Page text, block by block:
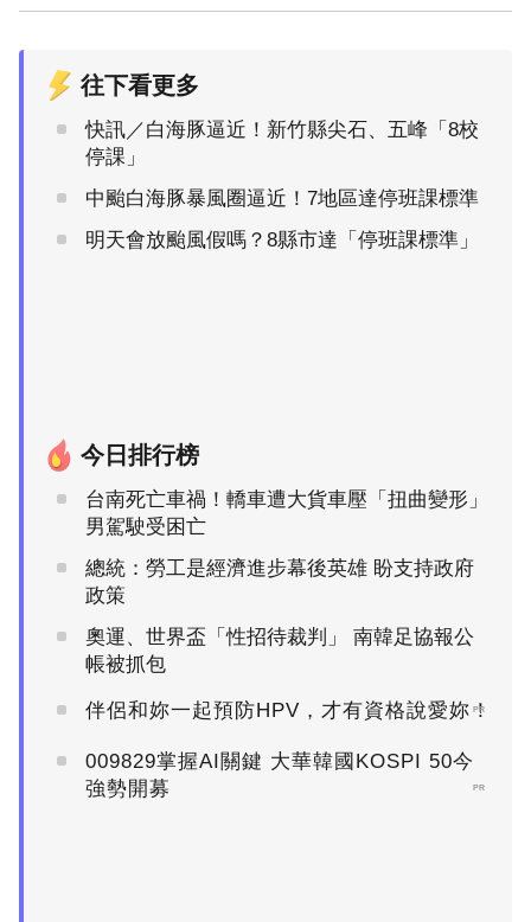
往下看更多
快訊／白海豚逼近！新竹縣尖石、五峰「8校
停課」
中颱白海豚暴風圈逼近！7地區達停班課標準
明天會放颱風假嗎？8縣市達「停班課標準」
今日排行榜
台南死亡車禍！轎車遭大貨車壓「扭曲變形」
男駕駛受困亡
總統：勞工是經濟進步幕後英雄 盼支持政府
政策
奧運、世界盃「性招待裁判」 南韓足協報公
帳被抓包
伴侶和妳一起預防HPV，才有資格說愛妳！
PR
009829掌握AI關鍵 大華韓國KOSPI 50今
強勢開募
PR